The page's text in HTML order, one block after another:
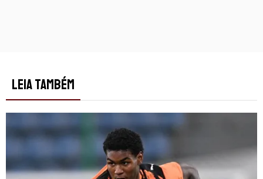
LEIA TAMBÉM